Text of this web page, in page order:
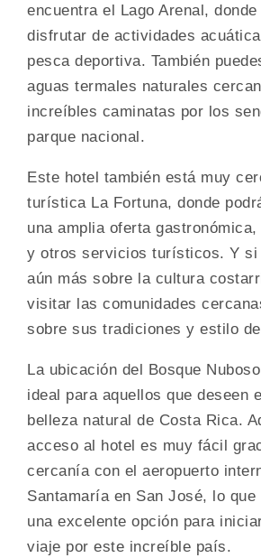
encuentra el Lago Arenal, donde
disfrutar de actividades
pesca deportiva. También
aguas termales naturales
increíbles caminatas por los
parque nacional.
Este hotel también está muy
turística La Fortuna, donde
una amplia oferta
y otros servicios turísticos. Y si
aún más sobre la cultura
visitar las comunidades
sobre sus tradiciones y estilo
La ubicación del Bosque
ideal para aquellos que deseen
belleza natural de Costa Rica.
acceso al hotel es muy fácil
cercanía con el aeropuerto
Santamaría en San José, lo
una excelente opción para
viaje por este increíble país.